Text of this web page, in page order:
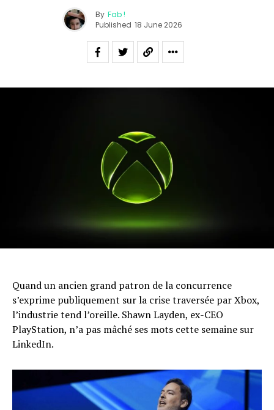
By Fab !
Published 18 June 2026
Quand un ancien grand patron de la concurrence
s’exprime publiquement sur la crise traversée par Xbox,
l’industrie tend l’oreille. Shawn Layden, ex-CEO
PlayStation, n’a pas mâché ses mots cette semaine sur
LinkedIn.